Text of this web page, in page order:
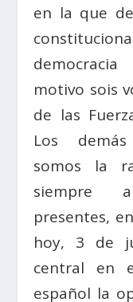
en la que
motivo sois
de las
Los
somos la
siempre
presentes,
hoy, 3 de
central en
español la